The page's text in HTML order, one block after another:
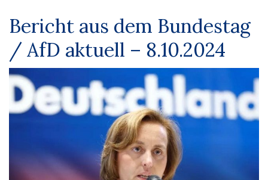
Bericht aus dem Bundestag
/ AfD aktuell – 8.10.2024